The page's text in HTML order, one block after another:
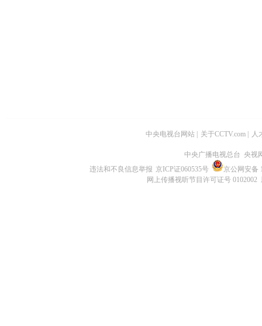
中央电视台网站 关于CCTV.com 人
中央广播电视总台 央视
违法和不良信息举报 京ICP证060535号
京公网安备
网上传播视听节目许可证号 0102002